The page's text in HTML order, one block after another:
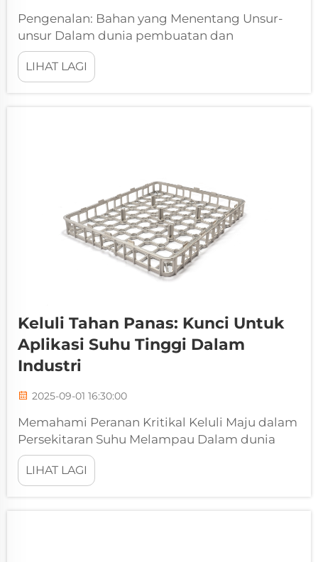
Pengenalan: Bahan yang Menentang Unsur-
unsur Dalam dunia pembuatan dan
pemprosesan suhu tinggi yang mencabar,
bahan biasa cepat mencapai hadnya. Apabila
suhu mencecah lebih daripada 500°C, keluli
LIHAT LAGI
Keluli Tahan Panas: Kunci Untuk
Aplikasi Suhu Tinggi Dalam
Industri
2025-09-01 16:30:00
Memahami Peranan Kritikal Keluli Maju dalam
Persekitaran Suhu Melampau Dalam dunia
aplikasi industri yang mencabar, keluli tahan
panas berdiri sebagai bahan asas yang
membolehkan berbagai operasi kritikal. Dari
LIHAT LAGI